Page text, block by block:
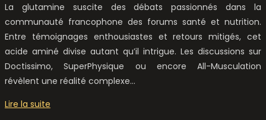
La glutamine suscite des débats passionnés dans la
communauté francophone des forums santé et nutrition.
Entre témoignages enthousiastes et retours mitigés, cet
acide aminé divise autant qu’il intrigue. Les discussions sur
Doctissimo, SuperPhysique ou encore All-Musculation
révèlent une réalité complexe…
Lire la suite